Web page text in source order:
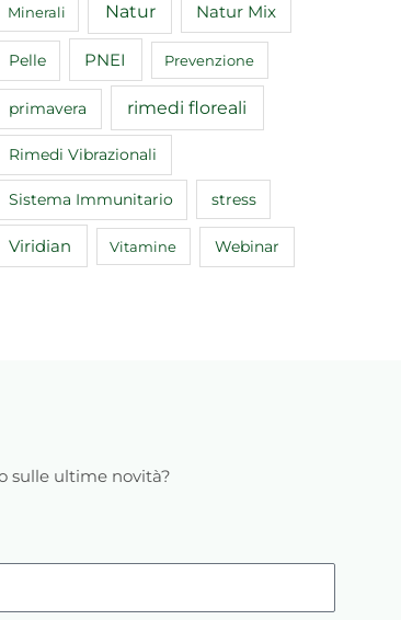
Minerali Natur Natur Mix
Pelle PNEI Prevenzione
primavera rimedi floreali
Rimedi Vibrazionali
Sistema Immunitario stress
Viridian Vitamine Webinar
sulle ultime novità?